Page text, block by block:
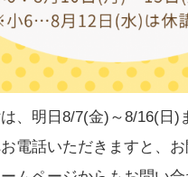
、明日8/7(金)～8/16(日)
電話いただきますと、